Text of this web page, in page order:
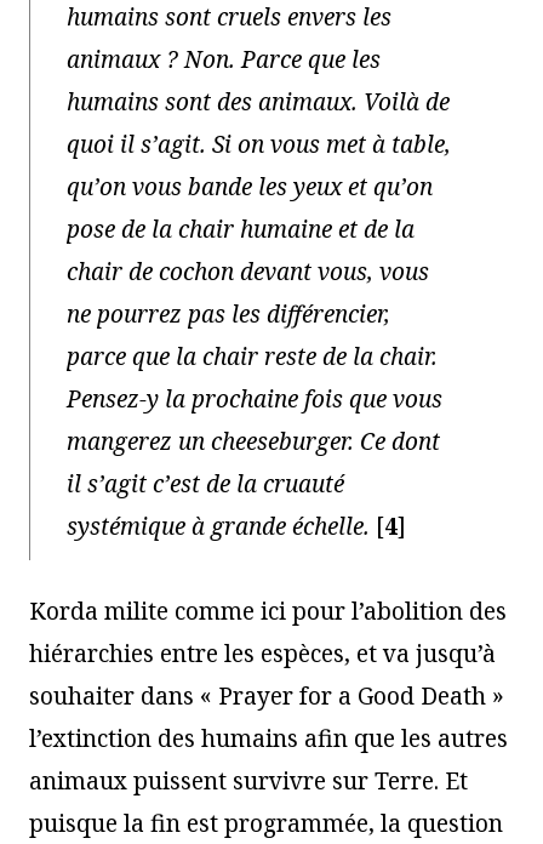
humains sont cruels envers les
animaux ? Non. Parce que les
humains sont des animaux. Voilà de
quoi il s’agit. Si on vous met à table,
qu’on vous bande les yeux et qu’on
pose de la chair humaine et de la
chair de cochon devant vous, vous
ne pourrez pas les différencier,
parce que la chair reste de la chair.
Pensez-y la prochaine fois que vous
mangerez un cheeseburger. Ce dont
il s’agit c’est de la cruauté
systémique à grande échelle. [4]
Korda milite comme ici pour l’abolition des
hiérarchies entre les espèces, et va jusqu’à
souhaiter dans « Prayer for a Good Death »
l’extinction des humains afin que les autres
animaux puissent survivre sur Terre. Et
puisque la fin est programmée, la question